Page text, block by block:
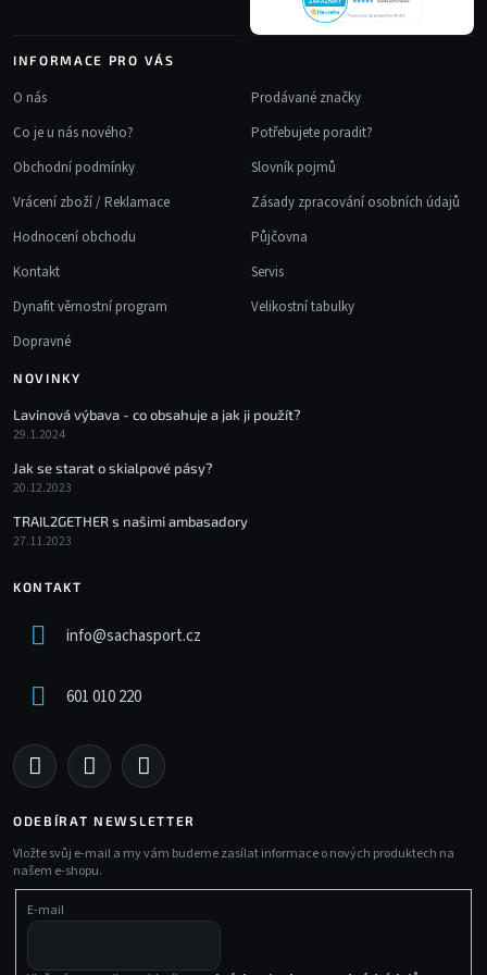
INFORMACE PRO VÁS
O nás
Co je u nás nového?
Obchodní podmínky
Vrácení zboží / Reklamace
Hodnocení obchodu
Kontakt
Dynafit věrnostní program
Dopravné
Prodávané značky
Potřebujete poradit?
Slovník pojmů
Zásady zpracování osobních údajů
Půjčovna
Servis
Velikostní tabulky
NOVINKY
Lavinová výbava - co obsahuje a jak ji použít?
29.1.2024
Jak se starat o skialpové pásy?
20.12.2023
TRAIL2GETHER s našimi ambasadory
27.11.2023
KONTAKT
info@sachasport.cz
601 010 220
ODEBÍRAT NEWSLETTER
Vložte svůj e-mail a my vám budeme zasílat informace o nových produktech na
našem e-shopu.
E-mail